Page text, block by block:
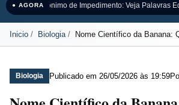
● AGORASinônimo de Impedimento: Veja Palavras
Inicio Biologia Nome Científico da Banana:
Biologia Publicado em 26/05/2026 às 19:59